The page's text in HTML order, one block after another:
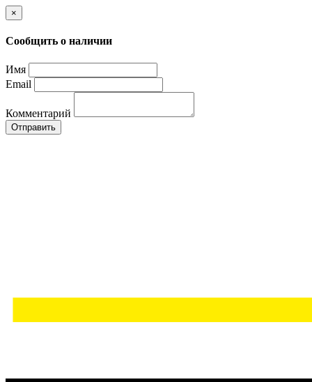
×
Сообщить о наличии
Имя
Email
Комментарий
Отправить